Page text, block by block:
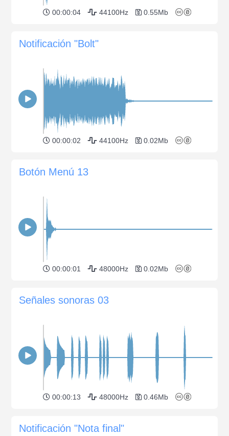
00:00:04 44100Hz 0.55Mb
Notificación "Bolt"
00:00:02 44100Hz 0.02Mb
Botón Menú 13
00:00:01 48000Hz 0.02Mb
Señales sonoras 03
00:00:13 48000Hz 0.46Mb
Notificación "Nota final"